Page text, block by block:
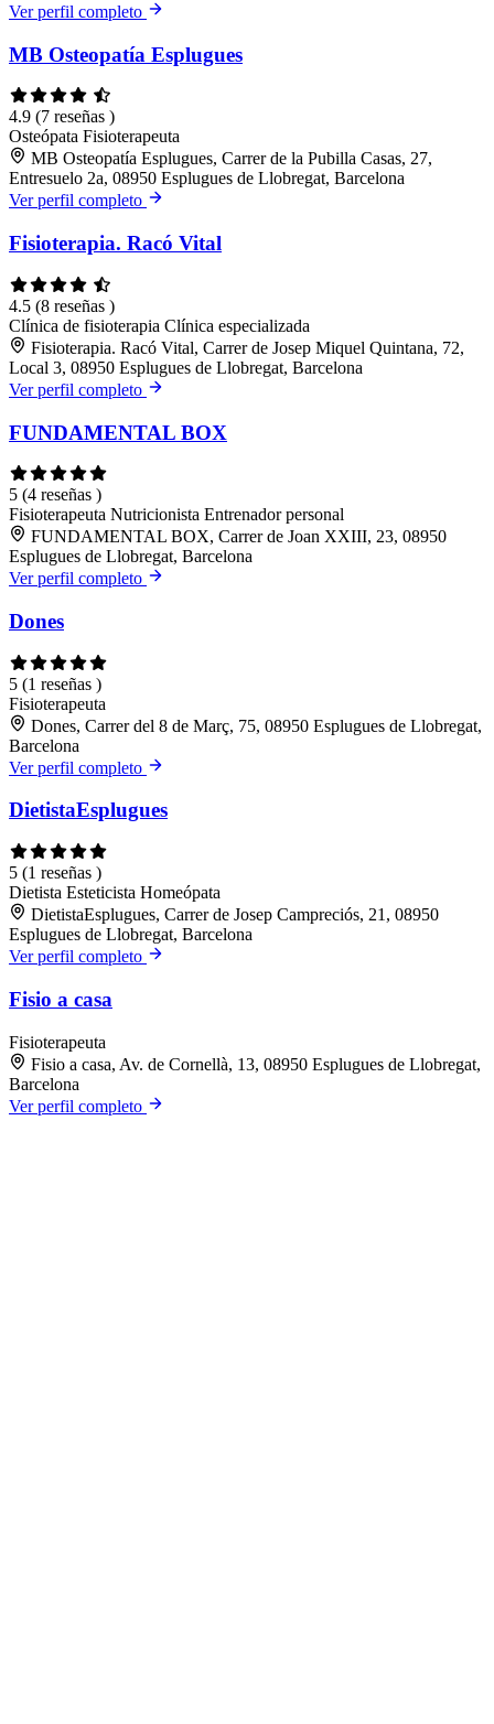
Ver perfil completo
MB Osteopatía Esplugues
4.9 (7 reseñas )
Osteópata Fisioterapeuta
MB Osteopatía Esplugues, Carrer de la Pubilla Casas, 27,
Entresuelo 2a, 08950 Esplugues de Llobregat, Barcelona
Ver perfil completo
Fisioterapia. Racó Vital
4.5 (8 reseñas )
Clínica de fisioterapia Clínica especializada
Fisioterapia. Racó Vital, Carrer de Josep Miquel Quintana, 72,
Local 3, 08950 Esplugues de Llobregat, Barcelona
Ver perfil completo
FUNDAMENTAL BOX
5 (4 reseñas )
Fisioterapeuta Nutricionista Entrenador personal
FUNDAMENTAL BOX, Carrer de Joan XXIII, 23, 08950
Esplugues de Llobregat, Barcelona
Ver perfil completo
Dones
5 (1 reseñas )
Fisioterapeuta
Dones, Carrer del 8 de Març, 75, 08950 Esplugues de Llobregat,
Barcelona
Ver perfil completo
DietistaEsplugues
5 (1 reseñas )
Dietista Esteticista Homeópata
DietistaEsplugues, Carrer de Josep Campreciós, 21, 08950
Esplugues de Llobregat, Barcelona
Ver perfil completo
Fisio a casa
Fisioterapeuta
Fisio a casa, Av. de Cornellà, 13, 08950 Esplugues de Llobregat,
Barcelona
Ver perfil completo